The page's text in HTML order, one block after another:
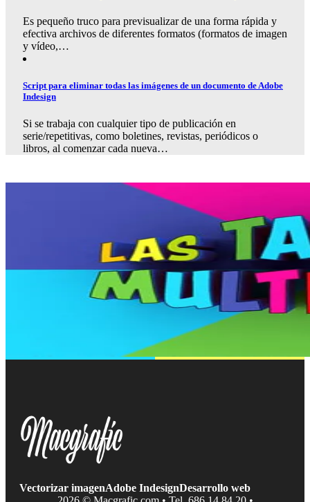
Es pequeño truco para previsualizar de una forma rápida y
efectiva archivos de diferentes formatos (formatos de imagen
y vídeo,…
Script para eliminar todas las imágenes de un documento de Adobe
Indesign
Si se trabaja con cualquier tipo de publicación en
serie/repetitivas, como boletines, revistas, periódicos o
libros, al comenzar cada nueva…
Vectorizar imagenAdobe IndesignDesarrollo web